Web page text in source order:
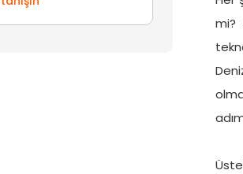
mi?